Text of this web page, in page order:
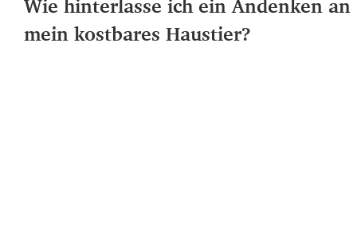
Wie hinterlasse ich ein Andenken an
mein kostbares Haustier?